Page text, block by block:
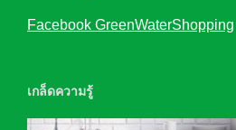
Facebook GreenWaterShopping
เกล็ดความรู้